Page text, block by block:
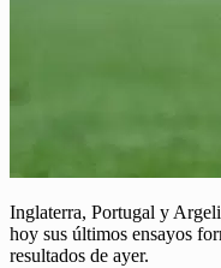
Inglaterra, Portugal y
hoy sus últimos ensayos
resultados de ayer.